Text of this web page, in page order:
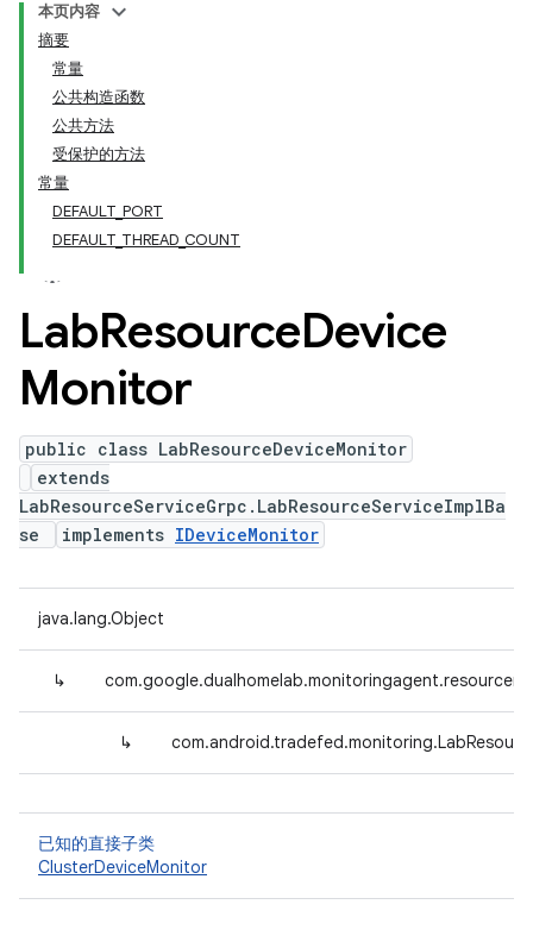
本页内容
摘要
常量
公共构造函数
公共方法
受保护的方法
常量
DEFAULT_PORT
DEFAULT_THREAD_COUNT
LabResourceDevice
Monitor
public class LabResourceDeviceMonitor
extends
LabResourceServiceGrpc.LabResourceServiceImplBa
se
implements IDeviceMonitor
java.lang.Object
↳
↳
已知的直接子类
ClusterDeviceMonitor